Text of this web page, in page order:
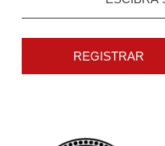
REGISTRAR